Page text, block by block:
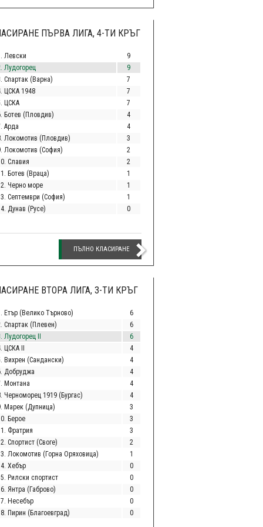
ПЪРВА ЛИГА, 4-ТИ КРЪГ
Левски
9
Лудогорец
9
Спартак (Варна)
7
ЦСКА 1948
7
ЦСКА
7
Ботев (Пловдив)
4
Арда
4
Локомотив (Пловдив)
3
Локомотив (София)
2
Славия
2
Ботев (Враца)
1
Черно море
1
Септември (София)
1
Дунав (Русе)
0
ПЪЛНО КЛАСИРАНЕ
ВТОРА ЛИГА, 3-ТИ КРЪГ
Етър (Велико Търново)
6
Спартак (Плевен)
6
Лудогорец II
6
ЦСКА II
4
Вихрен (Сандански)
4
Добруджа
4
Монтана
4
Черноморец 1919 (Бургас)
4
Марек (Дупница)
3
Берое
3
Фратрия
3
Спортист (Своге)
2
Локомотив (Горна Оряховица)
1
Хебър
0
Рилски спортист
0
Янтра (Габрово)
0
Несебър
0
Пирин (Благоевград)
0